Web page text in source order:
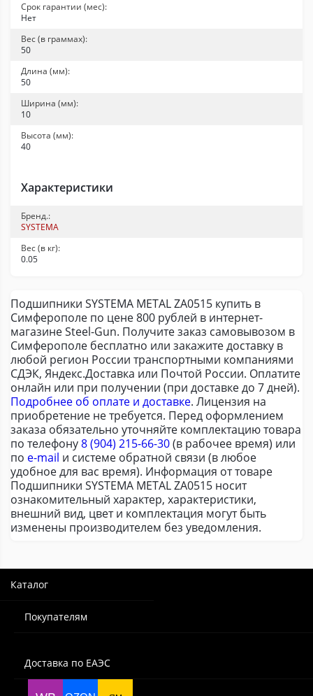
Срок гарантии (мес):
Нет
Вес (в граммах):
50
Длина (мм):
50
Ширина (мм):
10
Высота (мм):
40
Характеристики
Бренд.:
SYSTEMA
Вес (в кг):
0.05
Подшипники SYSTEMA METAL ZA0515 купить в
Симферополе по цене 800 рублей в интернет-
магазине Steel-Gun. Получите заказ самовывозом в
Симферополе бесплатно или закажите доставку в
любой регион России транспортными компаниями
СДЭК, Яндекс.Доставка или Почтой России. Оплатите
онлайн или при получении (при доставке до 7 дней).
Подробнее об оплате и доставке. Лицензия на
приобретение не требуется. Перед оформлением
заказа обязательно уточняйте комплектацию товара
по телефону8 (904) 215-66-30(в рабочее время) или
по e-mail и системе обратной связи (в любое
удобное для вас время). Информация от товаре
Подшипники SYSTEMA METAL ZA0515 носит
ознакомительный характер, характеристики,
внешний вид, цвет и комплектация могут быть
изменены производителем без уведомления.
Каталог
Покупателям
Доставка по ЕАЭС